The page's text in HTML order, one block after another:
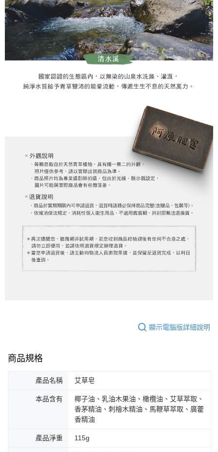
顯示電腦版詳細說明
商品規格
產品名稱 艾草皂
本品含有
椰子油、乳油木果油、橄欖油、艾草萃取、
香茅精油、刺檜木精油、馬鞭草萃取、廣藿
香精油
產品淨重 115g